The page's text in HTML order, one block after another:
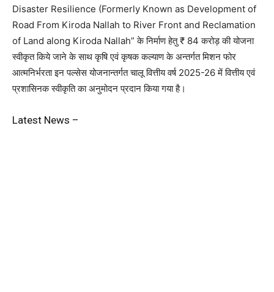
Disaster Resilience (Formerly Known as Development of
Road From Kiroda Nallah to River Front and Reclamation
of Land along Kiroda Nallah” के निर्माण हेतु ₹ 84 करोड़ की योजना
स्वीकृत किये जाने के साथ कृषि एवं कृषक कल्याण के अन्तर्गत मिशन फोर
आत्मनिर्भरता इन पल्सेस योजनान्तर्गत चालू वित्तीय वर्ष 2025-26 में वित्तीय एवं
प्रशासिनक स्वीकृति का अनुमोदन प्रदान किया गया है।
Latest News –